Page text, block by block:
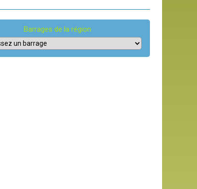
Barrages de la région